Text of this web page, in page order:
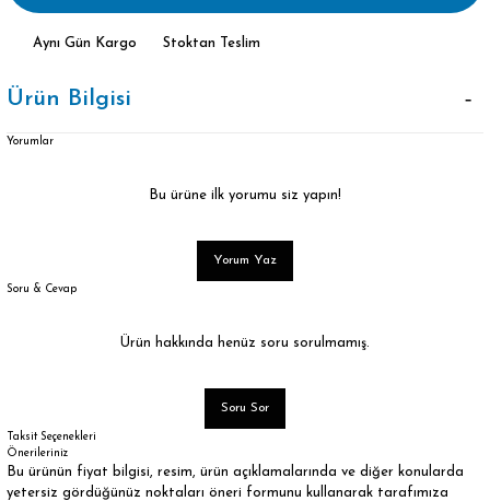
Aynı Gün Kargo Stoktan Teslim
Ürün Bilgisi
Yorumlar
Bu ürüne ilk yorumu siz yapın!
Yorum Yaz
Soru & Cevap
Ürün hakkında henüz soru sorulmamış.
Soru Sor
Taksit Seçenekleri
Önerileriniz
Bu ürünün fiyat bilgisi, resim, ürün açıklamalarında ve diğer konularda
yetersiz gördüğünüz noktaları öneri formunu kullanarak tarafımıza